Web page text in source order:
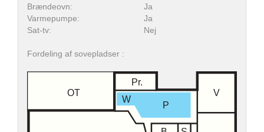
Brændeovn:
Ja
Varmepumpe:
Ja
Sat-tv:
Nej
Fordeling af sovepladser :